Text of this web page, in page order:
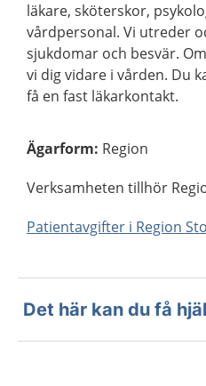
läkare, sköterskor,
vårdpersonal. Vi utreder
sjukdomar och besvär.
vi dig vidare i vården. Du
få en fast läkarkontakt.
Ägarform: Region
Verksamheten tillhör
Patientavgifter i Region
Det här kan du få